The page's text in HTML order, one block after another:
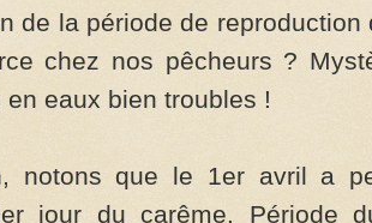
de la période de
chez nos pêcheurs ?
en eaux bien troubles !
notons que le 1er avril a
jour du carême. Période